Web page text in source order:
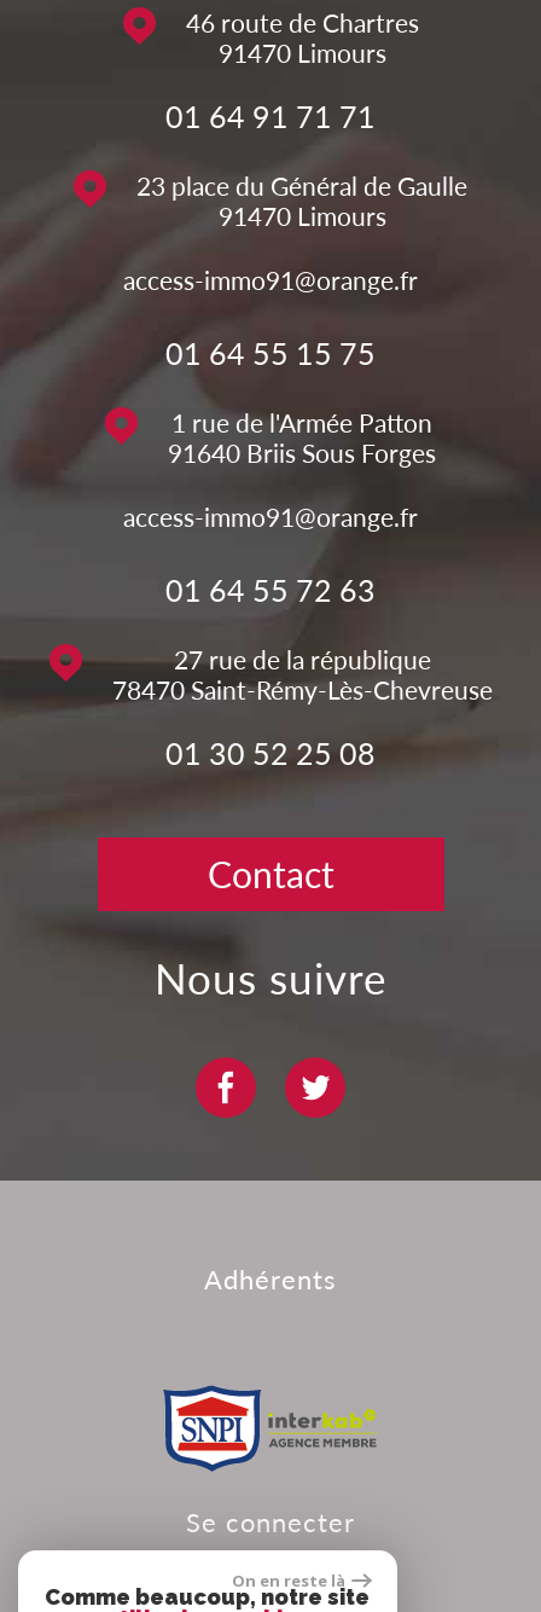
46 route de Chartres
91470 Limours
01 64 91 71 71
23 place du Général de Gaulle
91470 Limours
access-immo91@orange.fr
01 64 55 15 75
1 rue de l'Armée Patton
91640 Briis Sous Forges
access-immo91@orange.fr
01 64 55 72 63
27 rue de la république
78470 Saint-Rémy-Lès-Chevreuse
01 30 52 25 08
Contact
nous suivre
adhérents
se connecter
On en reste là
Comme beaucoup, notre site